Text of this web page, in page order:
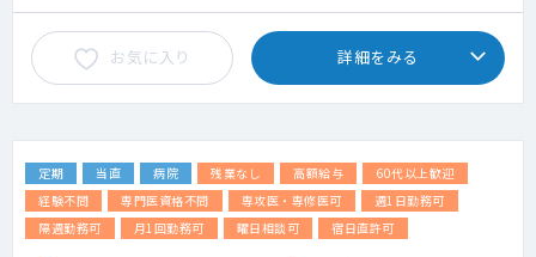
お気に入り 詳細をみる
定期 当直 病院 残業なし 高額給与
60代以上歓迎
経験不問
専門医資格不問 専攻医・専修医可
週1日勤務可
隔週勤務可
月1回勤務可 曜日相談可 宿日直許可